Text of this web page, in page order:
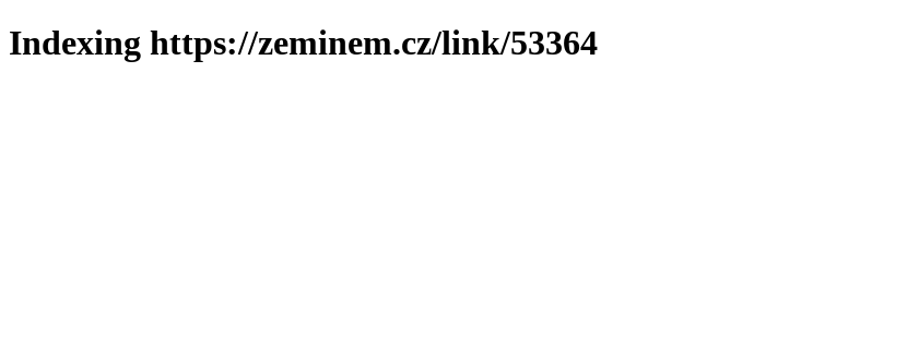
Indexing https://zeminem.cz/link/53364